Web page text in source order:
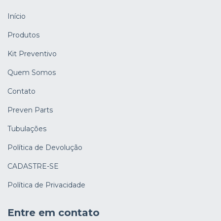
Início
Produtos
Kit Preventivo
Quem Somos
Contato
Preven Parts
Tubulações
Política de Devolução
CADASTRE-SE
Política de Privacidade
Entre em contato